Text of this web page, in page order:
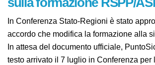
accordo sulla formazione
RSPP/ASPP
nuovo accordo che modifica la